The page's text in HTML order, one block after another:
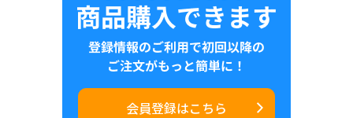
会員登録はこちら